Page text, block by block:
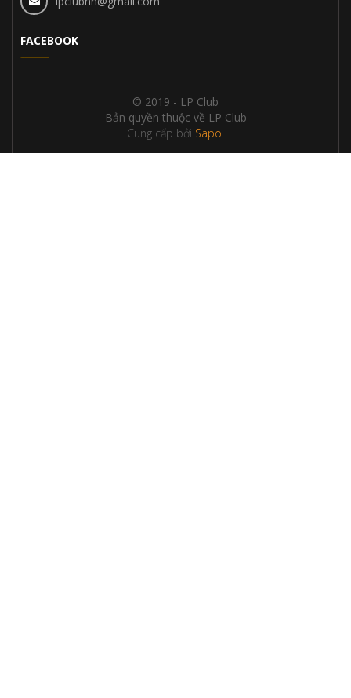
FACEBOOK
© 2019 - LP Club
Bản quyền thuộc về LP Club
Cung cấp bởi Sapo